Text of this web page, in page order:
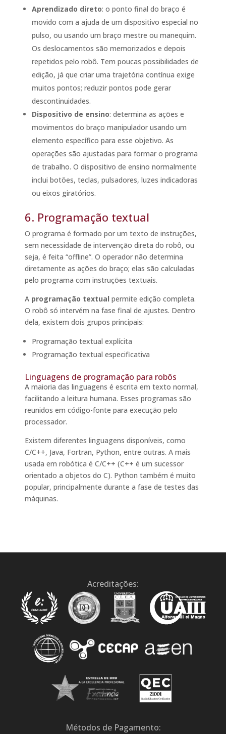
Aprendizado direto: o ponto final do braço é
movido com a ajuda de um dispositivo especial no
pulso, ou usando um braço mestre ou manequim.
Os deslocamentos são memorizados e depois
repetidos pelo robô. Tem poucas possibilidades de
edição, já que criar uma trajetória contínua exige
muitos pontos; reduzir pontos pode gerar
descontinuidades.
Dispositivo de ensino: determina as ações e
movimentos do braço manipulador usando um
elemento específico para esse objetivo. As
operações são ajustadas para formar o programa
de trabalho. O dispositivo de ensino normalmente
inclui botões, teclas, pulsadores, luzes indicadoras
ou eixos giratórios.
6. Programação textual
O programa é formado por um texto de instruções,
sem necessidade de intervenção direta do robô, ou
seja, é feita “offline”. O operador não determina
diretamente as ações do braço; elas são calculadas
pelo programa com instruções textuais.
A programação textual permite edição completa.
O robô só intervém na fase final de ajustes. Dentro
dela, existem dois grupos principais:
Programação textual explícita
Programação textual especificativa
Linguagens de programação para robôs
A maioria das linguagens é escrita em texto normal,
facilitando a leitura humana. Esses programas são
reunidos em código-fonte para execução pelo
processador.
Existem diferentes linguagens disponíveis, como
C/C++, Java, Fortran, Python, entre outras. A mais
usada em robótica é C/C++ (C++ é um sucessor
orientado a objetos do C). Python também é muito
popular, principalmente durante a fase de testes das
máquinas.
Acreditações:
Métodos de Pagamento: